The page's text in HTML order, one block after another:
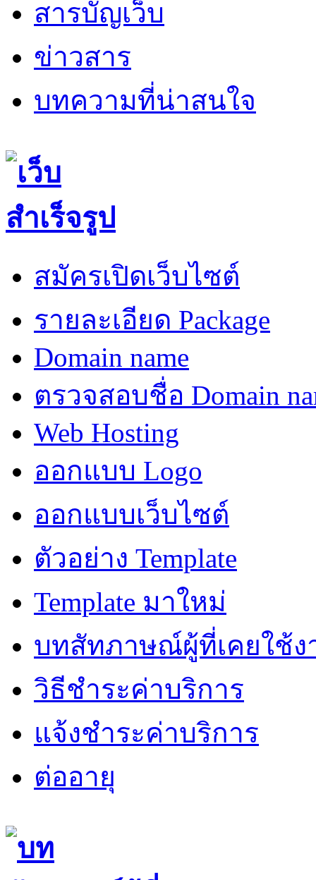
ข่าวสาร
บทความที่น่าสนใจ
สมัครเปิดเว็บไซต์
รายละเอียด Package
Domain name
ตรวจสอบชื่อ Domain
Web Hosting
ออกแบบ Logo
ออกแบบเว็บไซต์
ตัวอย่าง Template
Template มาใหม่
บทสัทภาษณ์ผู้ที่เคยใช้ง
วิธีชำระค่าบริการ
แจ้งชำระค่าบริการ
ต่ออายุ